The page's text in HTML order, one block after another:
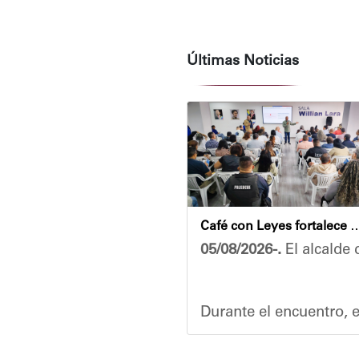
Últimas Noticias
Café con Leyes fortalece el análisis jurídico y
05/08/2026-. El alcalde
Durante el encuentro,